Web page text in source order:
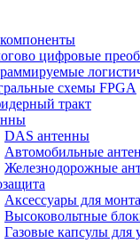
цифровые
схемы FPGA
тракт
DAS антенны
Автомобильные
Железнодорожные
Аксессуары для
Высоковольтные
Газовые капсулы для